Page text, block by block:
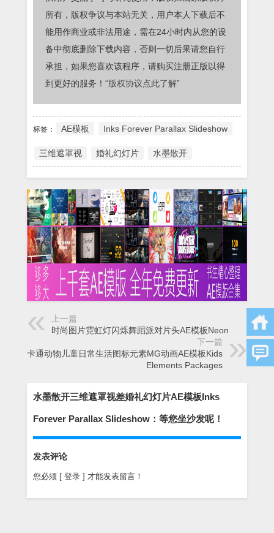
所有，版权争议与本站无关，用户本人下载后不
能用作商业或非法用途，需在24小时内从您的设
备中彻底删除下载内容，否则一切后果请您自行
承担，如果您喜欢该程序，请购买注册正版以得
到更好的服务！ “版权协议点此了解”
标签： AE模板 Inks Forever Parallax Slideshow
三维遮罩视 婚礼幻灯片 水墨散开
上一篇
时尚图片霓虹灯闪烁舞蹈派对片头AE模板Neon
下一篇
可爱卡通动物儿童日常生活图标元素MG动画AE模板Kids
Elements Packages
水墨散开三维遮罩视差婚礼幻灯片AE模板Inks
Forever Parallax Slideshow：等您坐沙发呢！
发表评论
您必须 [ 登录 ] 才能发表留言！